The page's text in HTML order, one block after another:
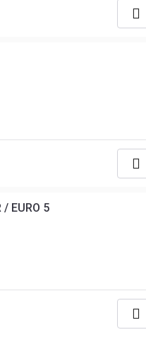
/ EURO 5